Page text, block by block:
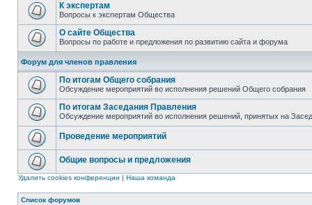
К экспертам
Вопросы к экспертам Общества
О сайте Общества
Вопросы по работе и предложения по развитию сайта и форума
Форум для членов правления
По итогам Общего собрания
Обсуждение мероприятий во исполнения решений Общего собрания
По итогам Заседания Правления
Обсуждение мероприятий во исполнения решений, принятых на
Проведение мероприятий
Общие вопросы и предложения
Удалить cookies конференции | Наша команда
Список форумов